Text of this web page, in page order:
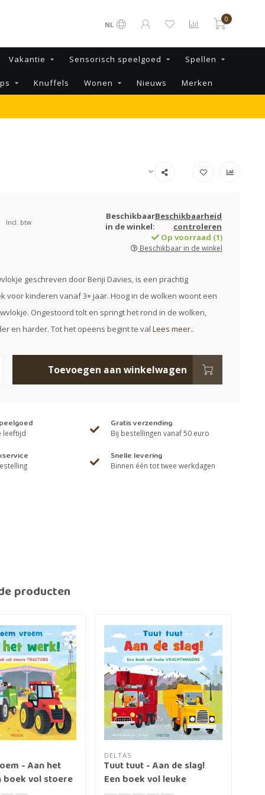
NL
0
Vakantie Sensorisch speelgoed Spellen
Knuffels Wonen Nieuws Merken
Incl. btw
Beschikbaar
in de winkel:
Beschikbaarheid
controleren
Op voorraad (1)
Beschikbaar in de winkel
geschreven door Benji Davies, is een prachtig
voor kinderen vanaf 3+ jaar. Hoog in de wolken woont een
Ongestoord tolt en springt het rond in de wolken,
en harder. Tot het opeens begint te val Lees meer..
Toevoegen aan winkelwagen
leeftijd
Gratis verzending
Bij bestellingen vanaf 50 euro
Snelle levering
Binnen één tot twee werkdagen
producten
- Aan het
boek vol stoere
DELTAS
Tuut tuut - Aan de slag!
Een boek vol leuke